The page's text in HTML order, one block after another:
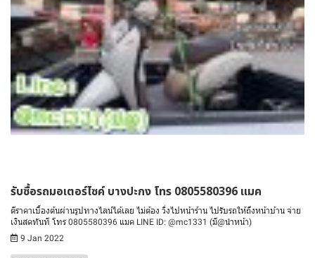
รับซื้อรถมอเตอร์ไซค์ บางปะกง โทร 0805580396 แมค
ตีราคาเบื้องต้นผ่านรูปทางไลน์ได้เลย ไม่ต้อง วิ่งไปหน้าร้าน ไปรับรถให้ถึงหน้าบ้าน จ่าย
เงินสดทันที โทร 0805580396 แมค LINE ID: @mc1331 (มี@นำหน้า)
9 Jan 2022